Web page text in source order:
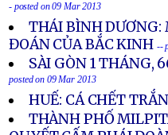
- posted on 09 Mar 2013
THÁI BÌNH DƯƠNG:
ĐOÁN CỦA BẮC KINH --
SÀI GÒN 1 THÁNG,
posted on 09 Mar 2013
HUẾ: CÁ CHẾT
THÀNH PHỐ